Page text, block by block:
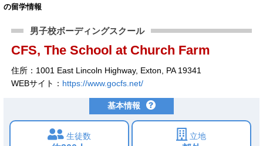
の留学情報
男子校ボーディングスクール
CFS, The School at Church Farm
住所：1001 East Lincoln Highway, Exton, PA 19341
WEBサイト： https://www.gocfs.net/
基本情報
生徒数 立地